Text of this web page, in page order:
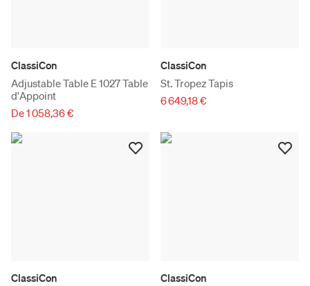
ClassiCon
Adjustable Table E 1027 Table
d'Appoint
De 1 058,36 €
ClassiCon
St. Tropez Tapis
6 649,18 €
ClassiCon
ClassiCon